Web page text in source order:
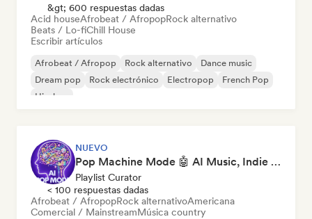
&gt; 600 respuestas dadas
Acid houseAfrobeat / AfropopRock alternativo
Beats / Lo-fiChill House
Escribir artículos
Afrobeat / Afropop Rock alternativo
Dance music
Dream pop
Rock electrónico Electropop
French Pop
Hip-hop
NUEVO
Pop Machine Mode 🤖 AI Music, Indie Pop & Dream Pop
Playlist Curator
< 100 respuestas dadas
Afrobeat / AfropopRock alternativoAmericana
Comercial / MainstreamMúsica country